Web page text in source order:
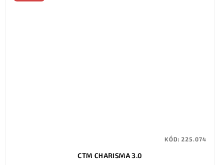
CTM CHARISMA 3.0
KÓD:225.074